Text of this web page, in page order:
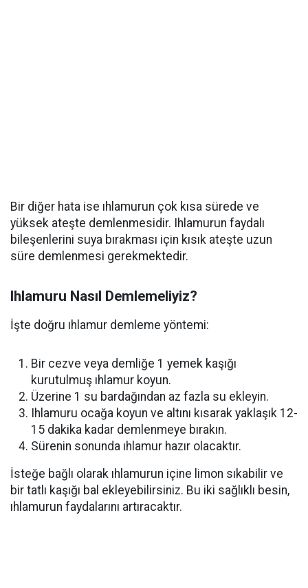
Bir diğer hata ise ıhlamurun çok kısa sürede ve
yüksek ateşte demlenmesidir. Ihlamurun faydalı
bileşenlerini suya bırakması için kısık ateşte uzun
süre demlenmesi gerekmektedir.
Ihlamuru Nasıl Demlemeliyiz?
İşte doğru ıhlamur demleme yöntemi:
Bir cezve veya demliğe 1 yemek kaşığı
kurutulmuş ıhlamur koyun.
Üzerine 1 su bardağından az fazla su ekleyin.
Ihlamuru ocağa koyun ve altını kısarak yaklaşık 12-
15 dakika kadar demlenmeye bırakın.
Sürenin sonunda ıhlamur hazır olacaktır.
İsteğe bağlı olarak ıhlamurun içine limon sıkabilir ve
bir tatlı kaşığı bal ekleyebilirsiniz. Bu iki sağlıklı besin,
ıhlamurun faydalarını artıracaktır.